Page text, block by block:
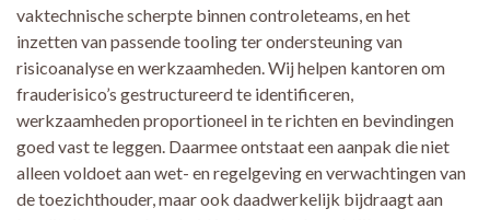
vaktechnische scherpte binnen controleteams, en het
inzetten van passende tooling ter ondersteuning van
risicoanalyse en werkzaamheden. Wij helpen kantoren om
frauderisico’s gestructureerd te identificeren,
werkzaamheden proportioneel in te richten en bevindingen
goed vast te leggen. Daarmee ontstaat een aanpak die niet
alleen voldoet aan wet- en regelgeving en verwachtingen van
de toezichthouder, maar ook daadwerkelijk bijdraagt aan